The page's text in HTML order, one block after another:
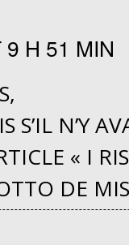
H 51 MIN
S’IL N’Y
« I
DE